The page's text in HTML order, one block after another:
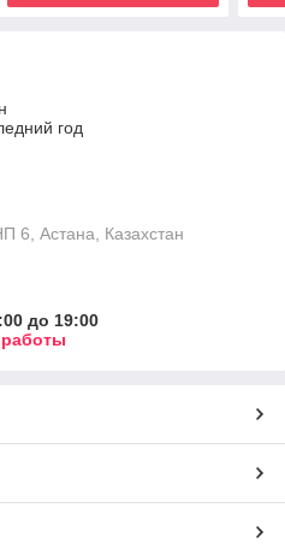
год
6, Астана, Казахстан
до 19:00
работы